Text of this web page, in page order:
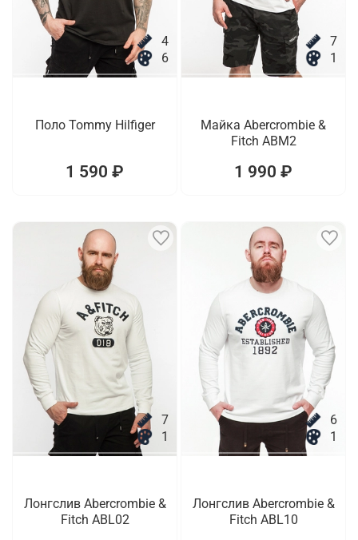
4
6
Поло Tommy Hilfiger
1 590 ₽
7
1
Майка Abercrombie &
Fitch ABM2
1 990 ₽
7
1
Лонгслив Abercrombie &
Fitch ABL02
6
1
Лонгслив Abercrombie &
Fitch ABL10